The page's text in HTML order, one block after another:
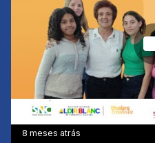
8 meses atrás